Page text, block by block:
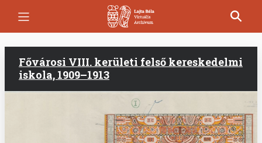
Fővárosi VIII. kerületi felső kereskedelmi
iskola, 1909–1913